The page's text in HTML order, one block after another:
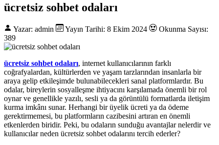
ücretsiz sohbet odaları
Yazar: admin Yayın Tarihi: 8 Ekim 2024
Okunma Sayısı:
389
ücretsiz sohbet odaları, internet kullanıcılarının farklı
coğrafyalardan, kültürlerden ve yaşam tarzlarından insanlarla bir
araya gelip etkileşimde bulunabilecekleri sanal platformlardır. Bu
odalar, bireylerin sosyalleşme ihtiyacını karşılamada önemli bir rol
oynar ve genellikle yazılı, sesli ya da görüntülü formatlarda iletişim
kurma imkânı sunar. Herhangi bir üyelik ücreti ya da ödeme
gerektirmemesi, bu platformların cazibesini artıran en önemli
etkenlerden biridir. Peki, bu odaların sunduğu avantajlar nelerdir ve
kullanıcılar neden ücretsiz sohbet odalarını tercih ederler?